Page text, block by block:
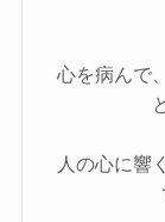
心を病んで
人の心に響